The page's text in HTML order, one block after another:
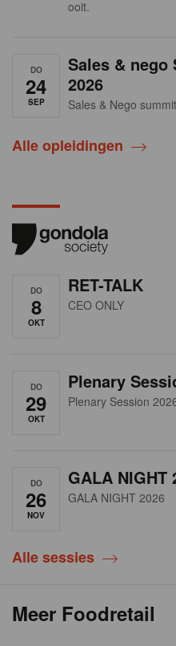
ooit.
DO
24
SEP
Sales & nego
2026
Sales & Nego
Alle opleidingen
DO
8
OKT
RET-TALK
CEO ONLY
DO
29
OKT
Plenary
Plenary Session
DO
26
NOV
GALA NIGHT
GALA NIGHT 2026
Alle sessies
Meer Foodretail